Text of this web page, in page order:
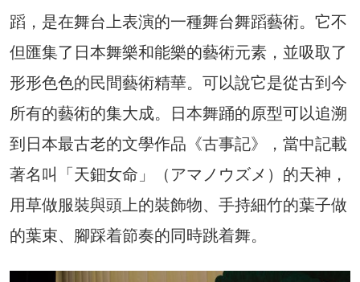
蹈，是在舞台上表演的一種舞台舞蹈藝術。它不
但匯集了日本舞樂和能樂的藝術元素，並吸取了
形形色色的民間藝術精華。可以說它是從古到今
所有的藝術的集大成。日本舞踊的原型可以追溯
到日本最古老的文學作品《古事記》，當中記載
著名叫「天鈿女命」（アマノウズメ）的天神，
用草做服裝與頭上的裝飾物、手持細竹的葉子做
的葉束、腳踩着節奏的同時跳着舞。